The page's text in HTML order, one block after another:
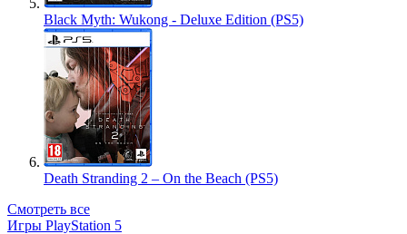
Black Myth: Wukong - Deluxe Edition (PS5)
Death Stranding 2 – On the Beach (PS5)
Смотреть все
Игры PlayStation 5